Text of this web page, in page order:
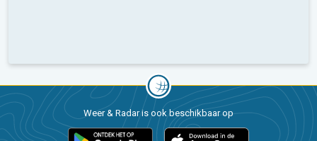
Weer & Radar is ook beschikbaar op